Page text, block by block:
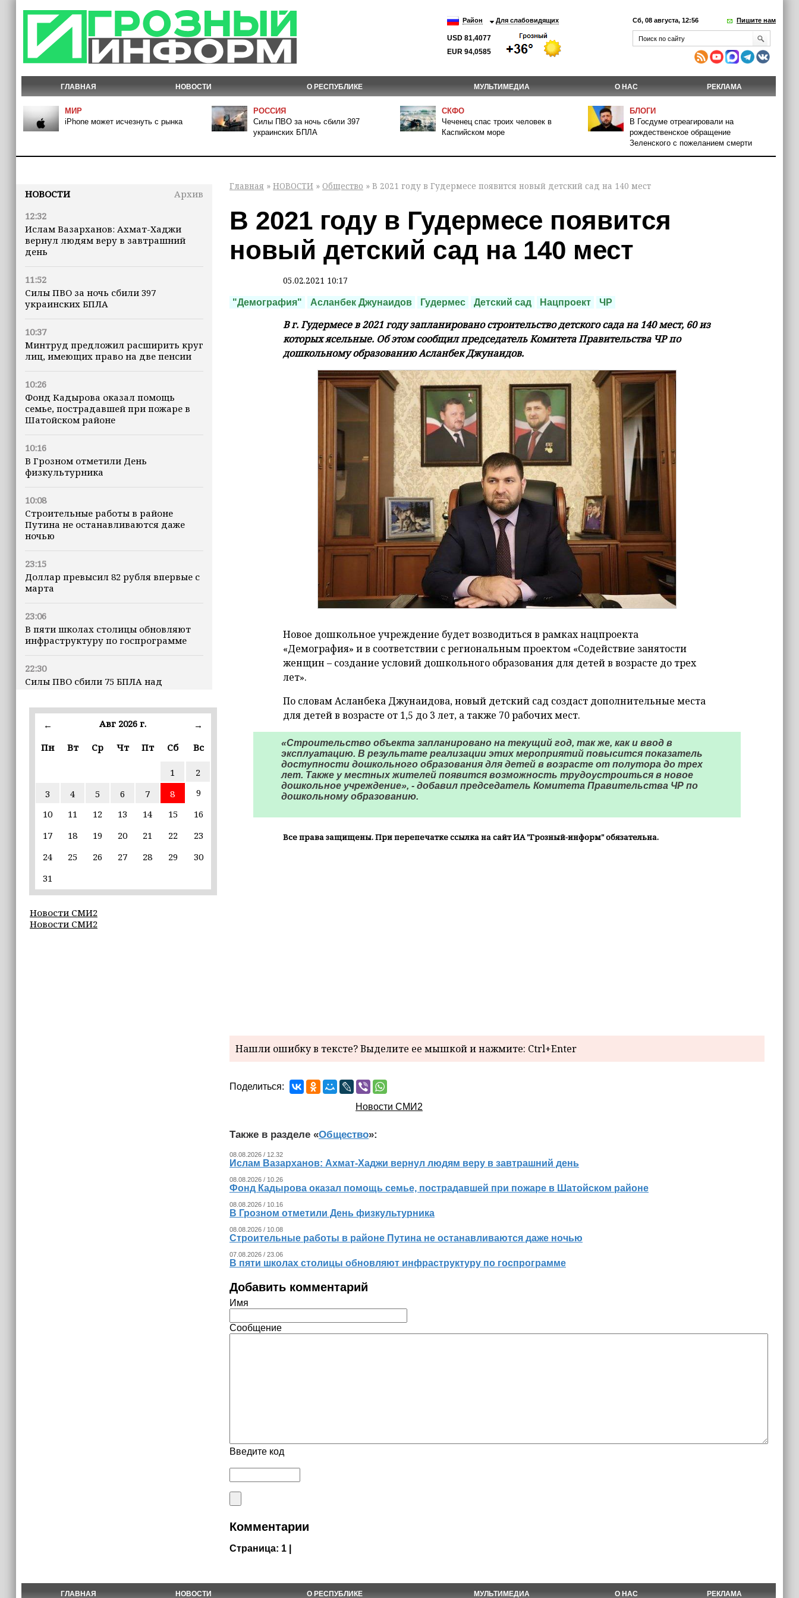
Район Для слабовидящих
USD 81,4077
EUR 94,0585
Сб, 08 августа, 12:56 Пишите нам
ГЛАВНАЯ НОВОСТИ О РЕСПУБЛИКЕ МУЛЬТИМЕДИА О НАС РЕКЛАМА
МИР
iPhone может исчезнуть с рынка
РОССИЯ
Силы ПВО за ночь сбили 397
украинских БПЛА
СКФО
Чеченец спас троих человек в
Каспийском море
БЛОГИ
В Госдуме отреагировали на
рождественское обращение
Зеленского с пожеланием смерти
НОВОСТИ
Архив
12:32
Ислам Вазарханов: Ахмат-Хаджи
вернул людям веру в завтрашний
день
11:52
Силы ПВО за ночь сбили 397
украинских БПЛА
10:37
Минтруд предложил расширить круг
лиц, имеющих право на две пенсии
10:26
Фонд Кадырова оказал помощь
семье, пострадавшей при пожаре в
Шатойском районе
10:16
В Грозном отметили День
физкультурника
10:08
Строительные работы в районе
Путина не останавливаются даже
ночью
23:15
Доллар превысил 82 рубля впервые с
марта
23:06
В пяти школах столицы обновляют
инфраструктуру по госпрограмме
22:30
Силы ПВО сбили 75 БПЛА над
iPhone может исчезнуть с рынка
9 августа в Грозном пройдет дрифт-
фестиваль
Эксперт объяснил, почему не стоит
16:55
В Шелковском районе обучают
«ИнформУИК»
← Авг 2026 г.
→
Пн
Вт Ср Чт Пт Сб Вс
1
2
3
4 5 6 7 8
9
10
11 12 13 14 15
16
17
18 19 20 21 22
23
24
25 26 27 28 29
30
31
Новости СМИ2
Новости СМИ2
Главная » НОВОСТИ » Общество » В 2021 году в Гудермесе появится новый детский сад на 140 мест
В 2021 году в Гудермесе появится
новый детский сад на 140 мест
05.02.2021 10:17
"Демография" Асланбек Джунаидов Гудермес Детский сад Нацпроект ЧР
В г. Гудермесе в 2021 году запланировано строительство детского сада на 140 мест, 60 из
которых ясельные. Об этом сообщил председатель Комитета Правительства ЧР по
дошкольному образованию Асланбек Джунаидов.
Новое дошкольное учреждение будет возводиться в рамках нацпроекта
«Демография» и в соответствии с региональным проектом «Содействие занятости
женщин – создание условий дошкольного образования для детей в возрасте до трех
лет».
По словам Асланбека Джунаидова, новый детский сад создаст дополнительные места
для детей в возрасте от 1,5 до 3 лет, а также 70 рабочих мест.
«Строительство объекта запланировано на текущий год, так же, как и ввод в
эксплуатацию. В результате реализации этих мероприятий повысится показатель
доступности дошкольного образования для детей в возрасте от полутора до трех
лет. Также у местных жителей появится возможность трудоустроиться в новое
дошкольное учреждение», - добавил председатель Комитета Правительства ЧР по
дошкольному образованию.
Все права защищены. При перепечатке ссылка на сайт ИА "Грозный-информ" обязательна.
Нашли ошибку в тексте? Выделите ее мышкой и нажмите: Ctrl+Enter
Поделиться:
Новости СМИ2
Также в разделе «Общество»:
08.08.2026 / 12.32
Ислам Вазарханов: Ахмат-Хаджи вернул людям веру в завтрашний день
08.08.2026 / 10.26
Фонд Кадырова оказал помощь семье, пострадавшей при пожаре в Шатойском районе
08.08.2026 / 10.16
В Грозном отметили День физкультурника
08.08.2026 / 10.08
Строительные работы в районе Путина не останавливаются даже ночью
07.08.2026 / 23.06
В пяти школах столицы обновляют инфраструктуру по госпрограмме
Добавить комментарий
Имя
Сообщение
Введите код
Комментарии
Страница: 1 |
ГЛАВНАЯ НОВОСТИ О РЕСПУБЛИКЕ МУЛЬТИМЕДИА О НАС РЕКЛАМА